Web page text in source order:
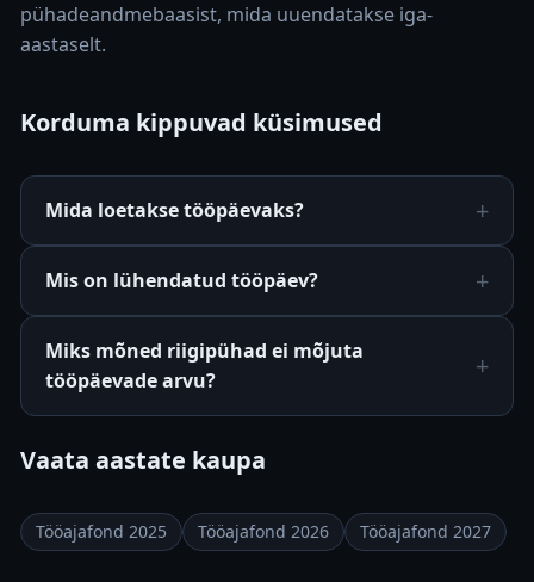
pühadeandmebaasist, mida uuendatakse iga-
aastaselt.
Korduma kippuvad küsimused
Mida loetakse tööpäevaks?
Mis on lühendatud tööpäev?
Miks mõned riigipühad ei mõjuta
tööpäevade arvu?
Vaata aastate kaupa
Tööajafond 2025 Tööajafond 2026 Tööajafond 2027